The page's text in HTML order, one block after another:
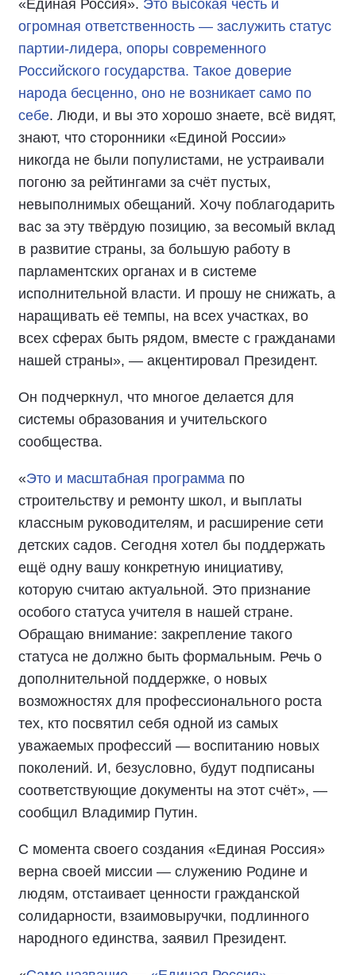
«Единая Россия». Это высокая честь и
огромная ответственность — заслужить статус
партии-лидера, опоры современного
Российского государства. Такое доверие
народа бесценно, оно не возникает само по
себе. Люди, и вы это хорошо знаете, всё видят,
знают, что сторонники «Единой России»
никогда не были популистами, не устраивали
погоню за рейтингами за счёт пустых,
невыполнимых обещаний. Хочу поблагодарить
вас за эту твёрдую позицию, за весомый вклад
в развитие страны, за большую работу в
парламентских органах и в системе
исполнительной власти. И прошу не снижать, а
наращивать её темпы, на всех участках, во
всех сферах быть рядом, вместе с гражданами
нашей страны», — акцентировал Президент.
Он подчеркнул, что многое делается для
системы образования и учительского
сообщества.
«Это и масштабная программа по
строительству и ремонту школ, и выплаты
классным руководителям, и расширение сети
детских садов. Сегодня хотел бы поддержать
ещё одну вашу конкретную инициативу,
которую считаю актуальной. Это признание
особого статуса учителя в нашей стране.
Обращаю внимание: закрепление такого
статуса не должно быть формальным. Речь о
дополнительной поддержке, о новых
возможностях для профессионального роста
тех, кто посвятил себя одной из самых
уважаемых профессий — воспитанию новых
поколений. И, безусловно, будут подписаны
соответствующие документы на этот счёт», —
сообщил Владимир Путин.
С момента своего создания «Единая Россия»
верна своей миссии — служению Родине и
людям, отстаивает ценности гражданской
солидарности, взаимовыручки, подлинного
народного единства, заявил Президент.